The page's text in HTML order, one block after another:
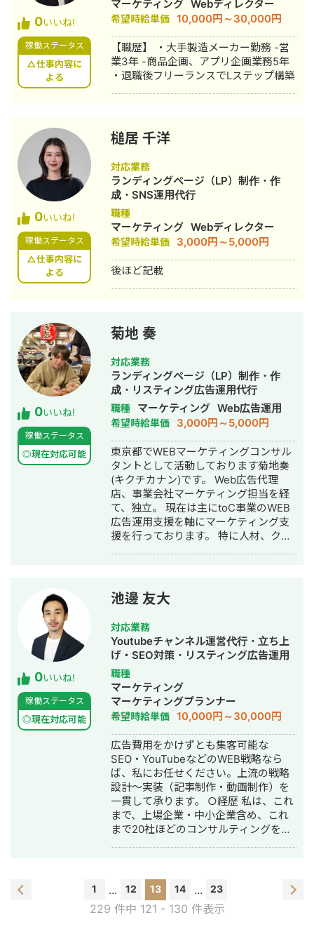
【WEB広告運用実績一覧】 ・対応媒体
（Google/Yahoo!/Meta/TikTok/LINE/
その他） ・EC（生活雑貨/食品/工具系
パーツ/アパレル/家具/印刷/時計/他）
・高級時計 ・不動産業 ・リフォーム
(ファストリフォーム&増築改築) ・住宅
販売（注文住宅、住宅展示場、一棟マ
屋敷、遺品整理 ・特殊清掃 ・水道修理
・クリニック（歯医者、美容皮膚科な
ど） ・車検 ・冠婚葬祭（葬儀、結婚式
場） ・学習塾 ・ジム系（スポーツジ
ム、パーソナルトレーニングジム） ・
シミュレーターゴルフ、ステップゴル
フ ・介護系（老人ホーム、訪問介護）
・司法書士 ・オフィス系（レンタルオ
フィス、貸し会議室） ・飲食業 ・スピ
リチュアル系 ・システム開発会社 ・液
化石油ガス販売事業 ・ファイナンシャ
ルプランナー ・セミナー系 ・求人系
運
と基幹システム,CRM,会計システム,広
告媒体等の紐付け 〜〜Googleアナリテ
ィクス(GA,GA4)構築実績〜〜 ・
EC（生活雑貨/食品/アパレル/家具/化粧
品/自動車部品/薬品/時計/ジュエリー）
・不動産(賃貸ポータル/不動産投資) ・
Saas系（メッセージアプリ/WEB会議
アプリ/レンタルサーバー） ・スケジュ
ール管理ツール ・金融（生命保険/火災
保険/資産運用など） ・学校（大学/予
備校） ・メディアサイト ・レジャー系
（旅行代理店/登山/スキー） ・監査法
人 ・通信系BtoB ・医療系(クリニック/
薬品) ・ブライダル ・人材系(転職相談)
・ウォーターサーバー ・スポーツジム
け業務用卸） 〜〜BigQuery構築実
社 ・大学 ・宅配食材 ・金融（メディ
ア/保険） ・人材（メディア/転職/コー
ポレートサイト） ・不動産（賃貸ポー
タル/メディア/不動産投資） ・医療
（がん検診/内科系） ・ブライダル ・
時計 その他提供可能施策 ・コンサルor
戦略設計周り（WEB戦略設計/PM/社内
WEB担当/セカンドオピニオン） ・検
索周り(MEO/関連検索SEO/風評削除) ・
制作(HP制作/LP制作/動画制作/ショー
トムービー制作) ・SNS周り(SNS月額
顧問/Instagram運用/TikTok運用/LINE
運用)
0いいね!
稼働ステータス
△仕事内容に
よる
マーケティング Webディレクター
希望時給単価 10,000円～30,000円
【職歴】 ・大手製造メーカー勤務 -営
業3年 -商品企画、アプリ企画業務5年
・退職後フリーランスでLステップ構築
0いいね!
稼働ステータス
△仕事内容に
よる
槌居 千洋
対応業務
ランディングページ（LP）制作・作
成・SNS運用代行
職種
マーケティング Webディレクター
希望時給単価 3,000円～5,000円
後ほど記載
0いいね!
稼働ステータス
◎現在対応可能
菊地 奏
対応業務
ランディングページ（LP）制作・作
成・リスティング広告運用代行
職種 マーケティング Web広告運用
希望時給単価 3,000円～5,000円
東京都でWEBマーケティングコンサル
タントとして活動しております菊地奏
(キクチカナン)です。 Web広告代理
店、事業会社マーケティング担当を経
て、独立。 現在は主にtoC事業のWEB
広告運用支援を軸にマーケティング支
援を行っております。 特に人材、クリ
0いいね!
稼働ステータス
◎現在対応可能
池邊 友大
対応業務
Youtubeチャンネル運営代行・立ち上
げ・SEO対策・リスティング広告運用
代行・動画制作・動画編集
職種
マーケティング
マーケティングプランナー
希望時給単価 10,000円～30,000円
広告費用をかけずとも集客可能な
SEO・YouTubeなどのWEB戦略なら
ば、私にお任せください。上流の戦略
設計〜実装（記事制作・動画制作）を
一貫して承ります。 ○経歴 私は、これ
まで、上場企業・中小企業含め、これ
まで20社ほどのコンサルティングをし
6月：株式会社グロースバリュ代表取締
役就任 ・〜現在：SEO・YouTubeを両
軸として、合計20社のコンサル 以下、
1 ... 12 13 14 ... 23
229 件中 121 - 130 件表示